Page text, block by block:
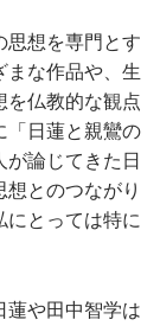
想を専門とす
まな作品や、生
を仏教的な観点
「日蓮と親鸞の
論じてきた日
とのつながり
にとっては特に
や田中智学は